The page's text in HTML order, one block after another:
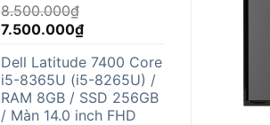
8.500.000₫
Giá
là:
8.500.000₫.
7.500.000₫Giá
tại
là:
7.500.000₫.
Dell Latitude 7400 Core
i5-8365U (i5-8265U) /
RAM 8GB / SSD 256GB
/ Màn 14.0 inch FHD